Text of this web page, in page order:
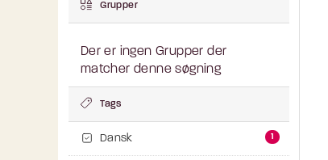
Grupper
Der er ingen Grupper der
matcher denne søgning
Tags
Dansk 1